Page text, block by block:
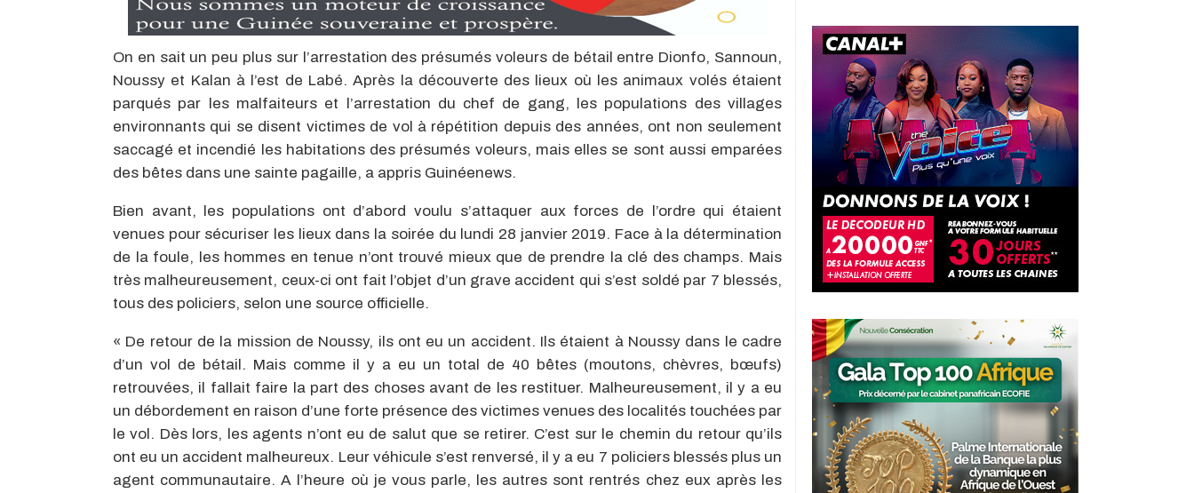
On en sait un peu plus sur l’arrestation des présumés voleurs de bétail entre Dionfo, Sannoun,
Noussy et Kalan à l’est de Labé. Après la découverte des lieux où les animaux volés étaient
parqués par les malfaiteurs et l’arrestation du chef de gang, les populations des villages
environnants qui se disent victimes de vol à répétition depuis des années, ont non seulement
saccagé et incendié les habitations des présumés voleurs, mais elles se sont aussi emparées
des bêtes dans une sainte pagaille, a appris Guinéenews.
Bien avant, les populations ont d’abord voulu s’attaquer aux forces de l’ordre qui étaient
venues pour sécuriser les lieux dans la soirée du lundi 28 janvier 2019. Face à la détermination
de la foule, les hommes en tenue n’ont trouvé mieux que de prendre la clé des champs. Mais
très malheureusement, ceux-ci ont fait l’objet d’un grave accident qui s’est soldé par 7 blessés,
tous des policiers, selon une source officielle.
« De retour de la mission de Noussy, ils ont eu un accident. Ils étaient à Noussy dans le cadre
d’un vol de bétail. Mais comme il y a eu un total de 40 bêtes (moutons, chèvres, bœufs)
retrouvées, il fallait faire la part des choses avant de les restituer. Malheureusement, il y a eu
un débordement en raison d’une forte présence des victimes venues des localités touchées par
le vol. Dès lors, les agents n’ont eu de salut que se retirer. C’est sur le chemin du retour qu’ils
ont eu un accident malheureux. Leur véhicule s’est renversé, il y a eu 7 policiers blessés plus un
agent communautaire. A l’heure où je vous parle, les autres sont rentrés chez eux après les